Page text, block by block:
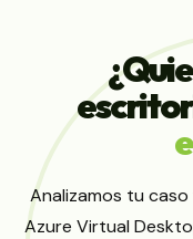
Analizamos tu
Azure Virtual